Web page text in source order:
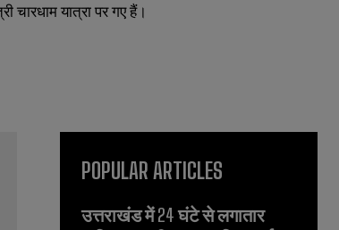
यात्रा पर गए हैं।
POPULAR ARTICLES
उत्तराखंड में 24 घंटे से लगातार